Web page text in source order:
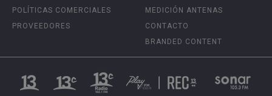
POLÍTICAS COMERCIALES
PROVEEDORES
MEDICIÓN ANTENAS
CONTACTO
BRANDED CONTENT